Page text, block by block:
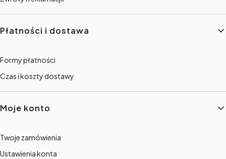
Płatności i dostawa
Formy płatności
Czas i koszty dostawy
Moje konto
Twoje zamówienia
Ustawienia konta